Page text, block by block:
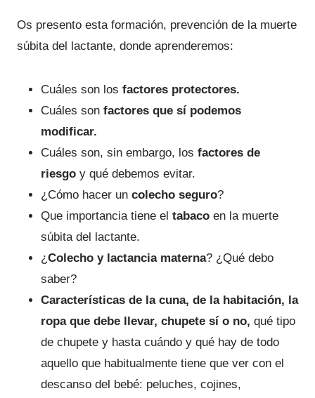
Os presento esta formación, prevención de la muerte
súbita del lactante, donde aprenderemos:
Cuáles son los factores protectores.
Cuáles son factores que sí podemos
modificar.
Cuáles son, sin embargo, los factores de
riesgo y qué debemos evitar.
¿Cómo hacer un colecho seguro?
Que importancia tiene el tabaco en la muerte
súbita del lactante.
¿Colecho y lactancia materna? ¿Qué debo
saber?
Características de la cuna, de la habitación, la
ropa que debe llevar, chupete sí o no, qué tipo
de chupete y hasta cuándo y qué hay de todo
aquello que habitualmente tiene que ver con el
descanso del bebé: peluches, cojines,